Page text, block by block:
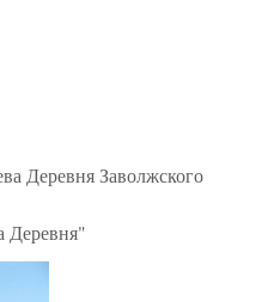
Деревня Заволжского
Деревня"